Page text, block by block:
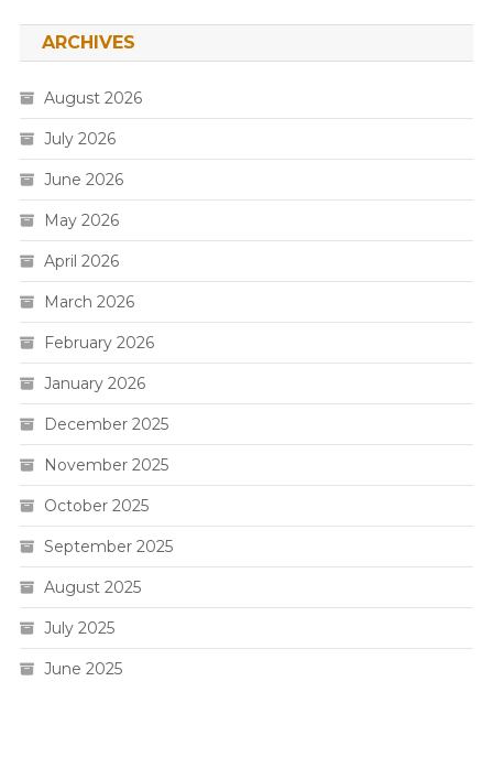
ARCHIVES
August 2026
July 2026
June 2026
May 2026
April 2026
March 2026
February 2026
January 2026
December 2025
November 2025
October 2025
September 2025
August 2025
July 2025
June 2025